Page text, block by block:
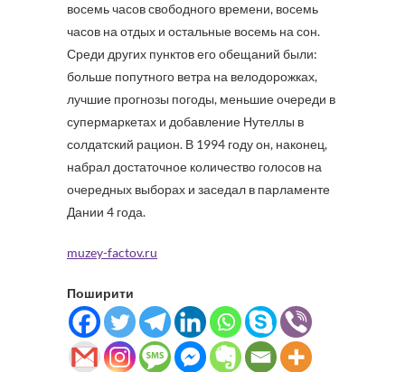
восемь часов свободного времени, восемь
часов на отдых и остальные восемь на сон.
Среди других пунктов его обещаний были:
больше попутного ветра на велодорожках,
лучшие прогнозы погоды, меньшие очереди в
супермаркетах и добавление Нутеллы в
солдатский рацион. В 1994 году он, наконец,
набрал достаточное количество голосов на
очередных выборах и заседал в парламенте
Дании 4 года.
muzey-factov.ru
Поширити